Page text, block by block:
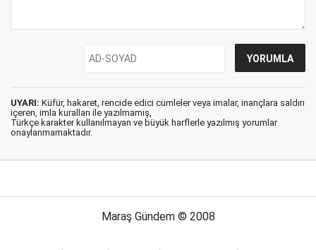
UYARI: Küfür, hakaret, rencide edici cümleler veya imalar, inançlara saldırı
içeren, imla kuralları ile yazılmamış,
Türkçe karakter kullanılmayan ve büyük harflerle yazılmış yorumlar
onaylanmamaktadır.
Maraş Gündem © 2008